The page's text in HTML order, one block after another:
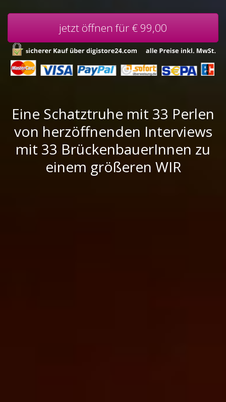
jetzt öffnen für € 99,00
Eine Schatztruhe mit 33 Perlen
von herzöffnenden Interviews
mit 33 BrückenbauerInnen zu
einem größeren WIR